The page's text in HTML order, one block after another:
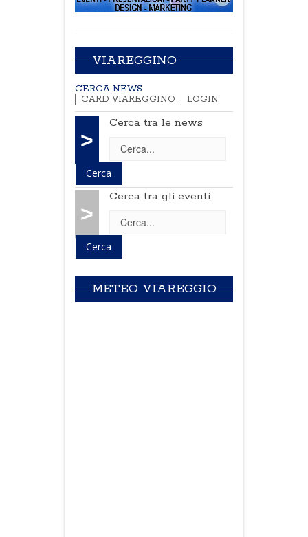
VIAREGGINO
CERCA NEWS
CARD VIAREGGINO
LOGIN
>
Cerca tra le news
>
Cerca tra gli eventi
METEO VIAREGGIO